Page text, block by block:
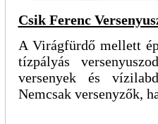
Csik Ferenc
A Virágfürdő mellett
tízpályás
versenyek és
Nemcsak versenyzők,